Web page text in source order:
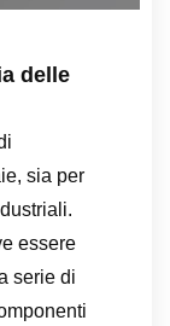
delle
sia per
essere
serie di